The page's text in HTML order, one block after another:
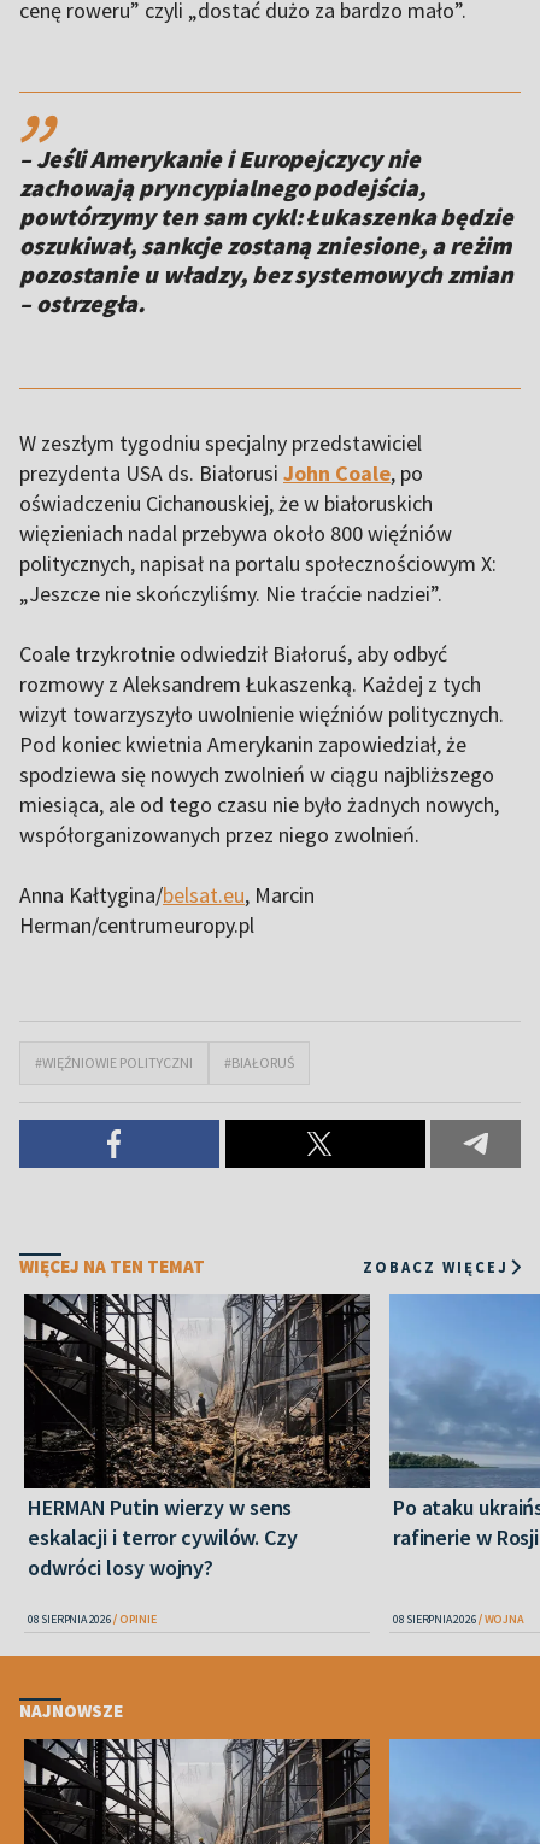
cenę roweru” czyli „dostać dużo za bardzo mało”.
,,
– Jeśli Amerykanie i Europejczycy nie
zachowają pryncypialnego podejścia,
powtórzymy ten sam cykl: Łukaszenka będzie
oszukiwał, sankcje zostaną zniesione, a reżim
pozostanie u władzy, bez systemowych zmian
– ostrzegła.
W zeszłym tygodniu specjalny przedstawiciel
prezydenta USA ds. Białorusi John Coale, po
oświadczeniu Cichanouskiej, że w białoruskich
więzieniach nadal przebywa około 800 więźniów
politycznych, napisał na portalu społecznościowym X:
„Jeszcze nie skończyliśmy. Nie traćcie nadziei”.
Coale trzykrotnie odwiedził Białoruś, aby odbyć
rozmowy z Aleksandrem Łukaszenką. Każdej z tych
wizyt towarzyszyło uwolnienie więźniów politycznych.
Pod koniec kwietnia Amerykanin zapowiedział, że
spodziewa się nowych zwolnień w ciągu najbliższego
miesiąca, ale od tego czasu nie było żadnych nowych,
współorganizowanych przez niego zwolnień.
Anna Kałtygina/belsat.eu, Marcin
Herman/centrumeuropy.pl
#WIĘŹNIOWIE POLITYCZNI #BIAŁORUŚ
WIĘCEJ NA TEN TEMAT ZOBACZ WIĘCEJ
HERMAN Putin wierzy w sens
eskalacji i terror cywilów. Czy
odwróci losy wojny?
08 SIERPNIA 2026 OPINIE
Po ataku
rafinerie w Rosji
08 SIERPNIA 2026 WOJNA
NAJNOWSZE